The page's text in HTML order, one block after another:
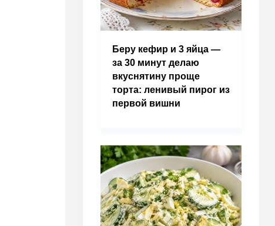
Беру кефир и 3 яйца —
за 30 минут делаю
вкуснятину проще
торта: ленивый пирог из
первой вишни